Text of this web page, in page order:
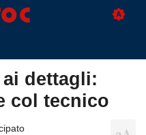
ai dettagli:
col tecnico